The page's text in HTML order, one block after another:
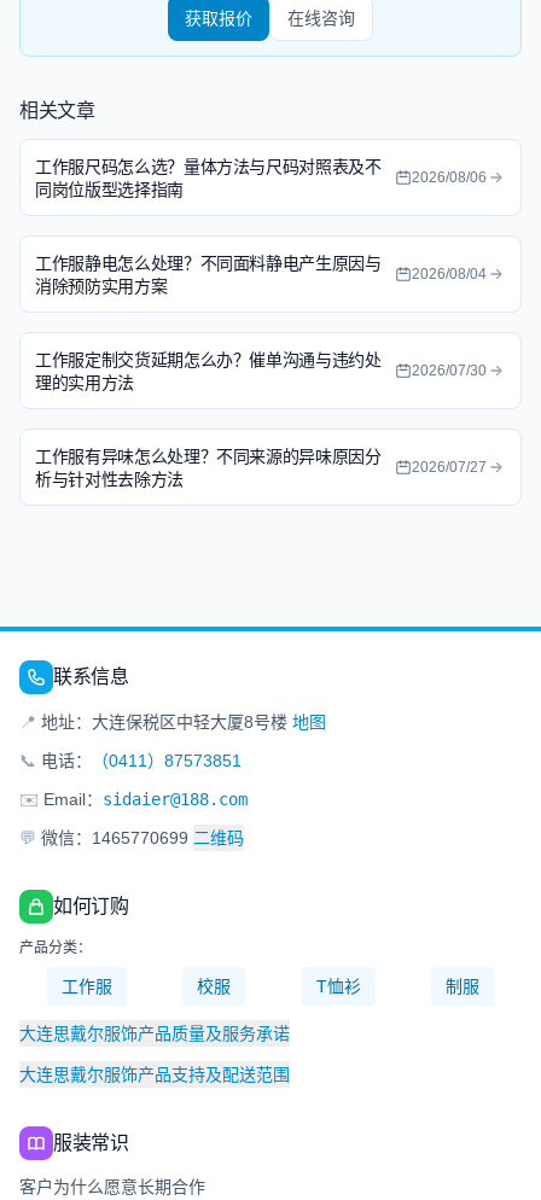
获取报价 在线咨询
相关文章
工作服尺码怎么选？量体方法与尺码对照表及不
同岗位版型选择指南
2026/08/06
工作服静电怎么处理？不同面料静电产生原因与
消除预防实用方案
2026/08/04
工作服定制交货延期怎么办？催单沟通与违约处
理的实用方法
2026/07/30
工作服有异味怎么处理？不同来源的异味原因分
析与针对性去除方法
2026/07/27
联系信息
📍 地址：大连保税区中轻大厦8号楼 地图
📞 电话：
（0411）87573851
✉️ Email： sidaier@188.com
💬 微信：1465770699 二维码
如何订购
产品分类：
工作服 校服 T恤衫 制服
大连思戴尔服饰产品质量及服务承诺
大连思戴尔服饰产品支持及配送范围
服装常识
客户为什么愿意长期合作